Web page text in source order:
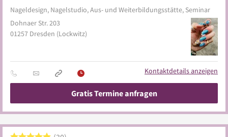
Nageldesign, Nagelstudio, Aus- und Weiterbildungsstätte, Seminar
Dohnaer Str. 203
01257 Dresden (Lockwitz)
Kontaktdetails anzeigen
Gratis Termine anfragen